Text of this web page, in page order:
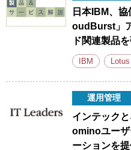
日本IBM、
oudBurst」
ド関連製品
IBM Lotus
運用管理
インテック
ominoユーザ
ーションを